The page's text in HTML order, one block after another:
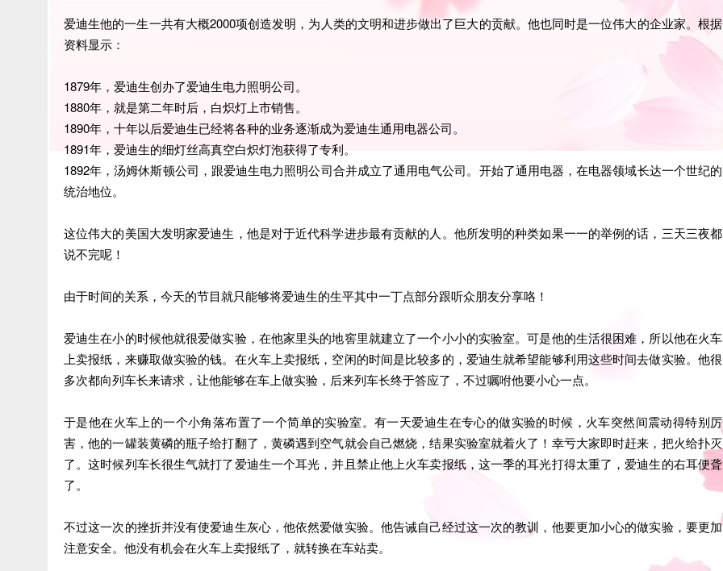
爱迪生他的一生一共有大概2000项创造发明，为人类的文明和进步做出了巨大的贡献。他也同时是一位伟大的企业家。根据
资料显示：
1879年，爱迪生创办了爱迪生电力照明公司。
1880年，就是第二年时后，白炽灯上市销售。
1890年，十年以后爱迪生已经将各种的业务逐渐成为爱迪生通用电器公司。
1891年，爱迪生的细灯丝高真空白炽灯泡获得了专利。
1892年，汤姆休斯顿公司，跟爱迪生电力照明公司合并成立了通用电气公司。开始了通用电器，在电器领域长达一个世纪的
统治地位。
这位伟大的美国大发明家爱迪生，他是对于近代科学进步最有贡献的人。他所发明的种类如果一一的举例的话，三天三夜都
说不完呢！
由于时间的关系，今天的节目就只能够将爱迪生的生平其中一丁点部分跟听众朋友分享咯！
爱迪生在小的时候他就很爱做实验，在他家里头的地窖里就建立了一个小小的实验室。可是他的生活很困难，所以他在火车
上卖报纸，来赚取做实验的钱。在火车上卖报纸，空闲的时间是比较多的，爱迪生就希望能够利用这些时间去做实验。他很
多次都向列车长来请求，让他能够在车上做实验，后来列车长终于答应了，不过嘱咐他要小心一点。
于是他在火车上的一个小角落布置了一个简单的实验室。有一天爱迪生在专心的做实验的时候，火车突然间震动得特别厉
害，他的一罐装黄磷的瓶子给打翻了，黄磷遇到空气就会自己燃烧，结果实验室就着火了！幸亏大家即时赶来，把火给扑灭
了。这时候列车长很生气就打了爱迪生一个耳光，并且禁止他上火车卖报纸，这一季的耳光打得太重了，爱迪生的右耳便聋
了。
不过这一次的挫折并没有使爱迪生灰心，他依然爱做实验。他告诫自己经过这一次的教训，他要更加小心的做实验，要更加
注意安全。他没有机会在火车上卖报纸了，就转换在车站卖。